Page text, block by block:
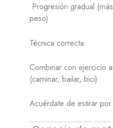
Progresión gradual
peso)
Técnica correcta
Combinar con ejercicio
(caminar, bailar, bici).
Acuérdate de estirar